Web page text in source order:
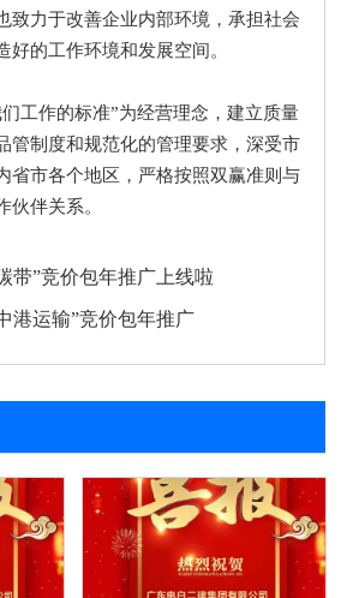
致力于改善企业内部环境，承担社会
好的工作环境和发展空间。
工作的标准”为经营理念，建立质量
管制度和规范化的管理要求，深受市
省市各个地区，严格按照双赢准则与
伙伴关系。
带”竞价包年推广上线啦
港运输”竞价包年推广